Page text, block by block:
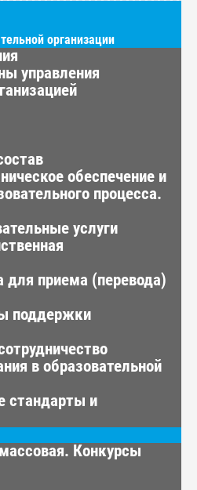
организации
управления
обеспечение и
процесса.
услуги
для приема (перевода)
поддержки
в образовательной
стандарты и
Конкурсы